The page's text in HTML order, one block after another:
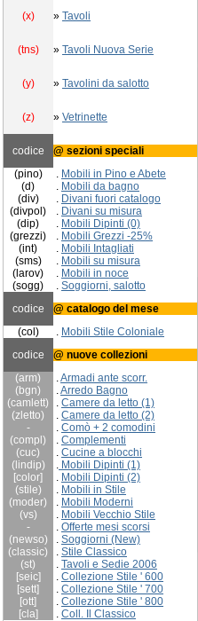
(x) » Tavoli
(tns) » Tavoli Nuova Serie
(y) » Tavolini da salotto
(z) » Vetrinette
codice
@ sezioni speciali
(pino)
. Mobili in Pino e Abete
(d)
. Mobili da bagno
(div)
. Divani fuori catalogo
(divpol)
. Divani su misura
(dip)
. Mobili Dipinti (0)
(grezzi)
. Mobili Grezzi -25%
(int)
. Mobili Intagliati
(sms)
. Mobili su misura
(larov)
. Mobili in noce
(sogg)
. Soggiorni, salotto
codice
@ catalogo del mese
(col)
. Mobili Stile Coloniale
codice
@ nuove collezioni
(arm)
.Armadi ante scorr.
(bgn)
.Arredo Bagno
(camlett)
. Camere da letto (1)
(zletto)
. Camere da letto (2)
-
. Comò + 2 comodini
(compl)
. Complementi
(cuc)
. Cucine a blocchi
(lindip)
. Mobili Dipinti (1)
[color]
. Mobili Dipinti (2)
(stile)
. Mobili in Stile
(moder)
. Mobili Moderni
(vs)
. Mobili Vecchio Stile
-
. Offerte mesi scorsi
(newso)
. Soggiorni (New)
(classic)
. Stile Classico
(st)
. Tavoli e Sedie 2006
[seic]
. Collezione Stile ' 600
[sett]
. Collezione Stile ' 700
[ott]
. Collezione Stile ' 800
[cla]
. Coll. Il Classico